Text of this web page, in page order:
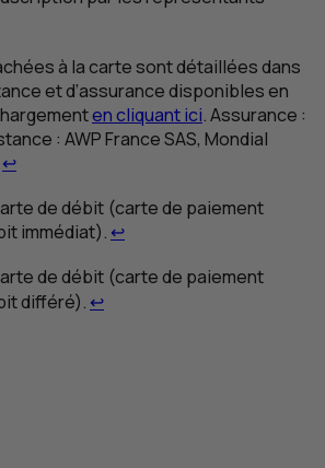
4
à la carte sont détaillées dans
et d’assurance disponibles en
en cliquant ici. Assurance :
: AWPFranceSAS, Mondial
↩Retour au renvoi 5
de débit (carte de paiement
immédiat). ↩Retour au renvoi 6
de débit (carte de paiement
différé). ↩Retour au renvoi 7